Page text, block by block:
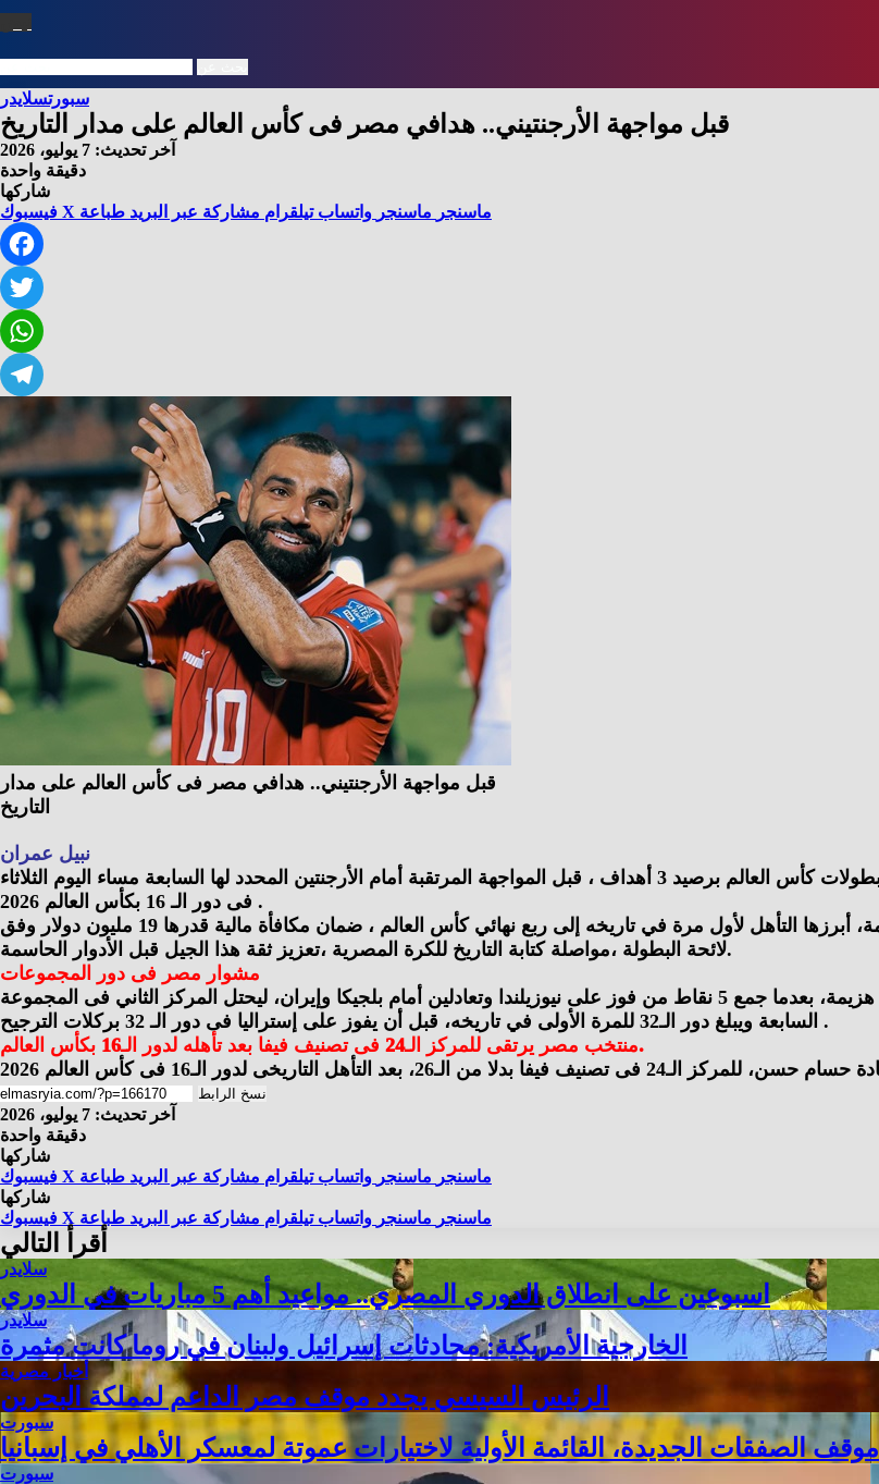
سبورتسلايدر
آخر تحديث: 7 يوليو، 2026
دقيقة واحدة
شاركها
فيسبوك X ماسنجر ماسنجر واتساب تيلقرام مشاركة عبر البريد طباعة
قبل مواجهة الأرجنتيني.. هدافي مصر فى كأس العالم على مدار
التاريخ
نبيل عمران
يتصدر محمد صلاح نجم منتخبنا الوطنى قائمة هدافين الفراعنة فى تاريخ بطولات كأس العالم برصيد 3 أهداف ، قبل المواجهة المرتقبة أمام الأرجنتين المحدد لها السابعة مساء اليوم الثلاثاء
فى دور الـ 16 بكأس العالم 2026 .
وحال نجاح منتخب مصر في تخطي الأرجنتين، سيحقق عدة مكاسب مهمة، أبرزها التأهل لأول مرة في تاريخه إلى ربع نهائي كأس العالم ، ضمان مكافأة مالية قدرها 19 مليون دولار وفق
لائحة البطولة ،مواصلة كتابة التاريخ للكرة المصرية ،تعزيز ثقة هذا الجيل قبل الأدوار الحاسمة.
مشوار مصر فى دور المجموعات
كان منتخب مصر أحد أبرز المنتخبات التي أنهت دور المجموعات دون هزيمة، بعدما جمع 5 نقاط من فوز على نيوزيلندا وتعادلين أمام بلجيكا وإيران، ليحتل المركز الثاني فى المجموعة
السابعة ويبلغ دور الـ32 للمرة الأولى في تاريخه، قبل أن يفوز على إستراليا فى دور الـ 32 بركلات الترجيح .
منتخب مصر يرتقى للمركز الـ24 فى تصنيف فيفا بعد تأهله لدور الـ16 بكأس العالم.
نسخ الرابط
آخر تحديث: 7 يوليو، 2026
دقيقة واحدة
شاركها
فيسبوك X ماسنجر ماسنجر واتساب تيلقرام مشاركة عبر البريد طباعة
شاركها
فيسبوك X ماسنجر ماسنجر واتساب تيلقرام مشاركة عبر البريد طباعة
أقرأ التالي
سلايدر
اسبوعين على انطلاق الدوري المصري.. مواعيد أهم 5 مباريات في الدوري
سلايدر
الخارجية الأمريكية: محادثات إسرائيل ولبنان في روما كانت مثمرة
أخبار مصرية
الرئيس السيسي يجدد موقف مصر الداعم لمملكة البحرين
سبورت
موقف الصفقات الجديدة، القائمة الأولية لاختيارات عموتة لمعسكر الأهلي في إسبانيا
سبورت